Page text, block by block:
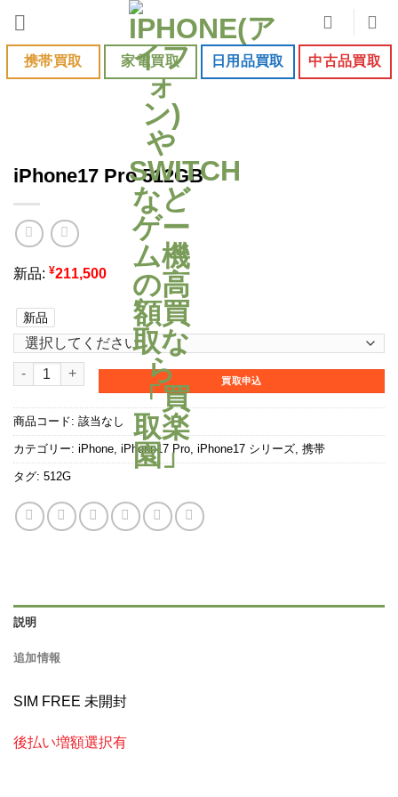
content携帯買取 家電買取 日用品買取 中古品買取
iPhone17 Pro 512GB
新品: ¥211,500
新品
iPhone17 Pro 512GB個
買取申込
商品コード: 該当なし
カテゴリー: iPhone iPhone17 Pro iPhone17 シリーズ 携帯
タグ: 512G
説明
追加情報
SIM FREE 未開封
後払い増額選択有